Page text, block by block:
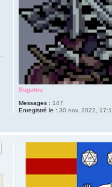
Sugatou
Messages : 147
Enregistré le : 30 nov. 2022,